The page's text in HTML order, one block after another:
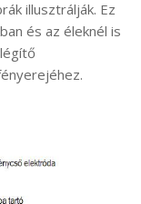
illusztrálják. Ez
és az éleknél is